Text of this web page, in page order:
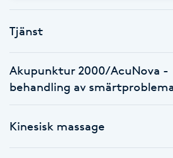
Balayage
Bambumassage
Barber
Tjänst
Akupunktur 2000/AcuNova -
behandling av
Kinesisk massage